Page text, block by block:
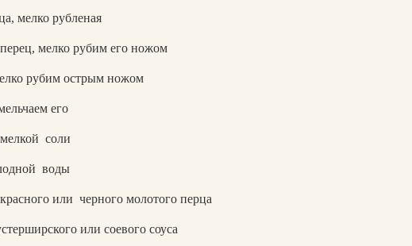
мелко рубленая
мелко рубим его ножом
рубим острым ножом
его
соли
воды
или черного молотого перца
или соевого соуса